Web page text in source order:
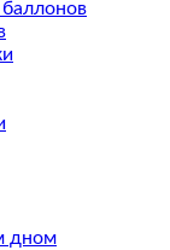
дном